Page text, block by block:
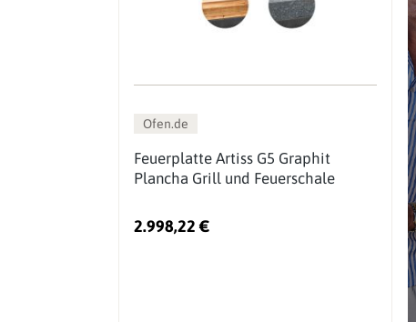
Ofen.de
Feuerplatte Artiss G5 Graphit
Plancha Grill und Feuerschale
2.998,22 €